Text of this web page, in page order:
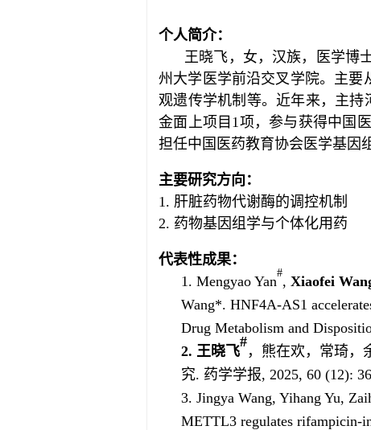
个人简介：
王晓飞，女，汉族，医学博
州大学医学前沿交叉学院。主要
观遗传学机制等。近年来，主
金面上项目1项，参与获得中国
担任中国医药教育协会医学基因
主要研究方向：
1. 肝脏药物代谢酶的调控机制
2. 药物基因组学与个体化用药
代表性成果：
1. Mengyao Yan
#
, Xiaofei
Wang*. HNF4A-AS1
Drug Metabolism and
2. 王晓飞
#
，熊在欢，常琦，
究. 药学学报, 2025, 60 (12):
3. Jingya Wang, Yihang Yu,
METTL3 regulates rifampicin-